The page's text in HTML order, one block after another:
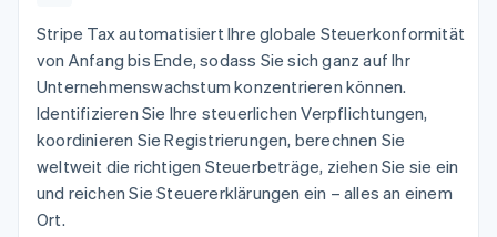
Financial
Connections
Verbundene
Finanzdaten
Mehr
Product roadmap
Ausblick
Bewirtung, Reisen und
Freizeit
Versicherungen
Medien und
Unterhaltung
Gemeinnützige
Organisationen
Fachdienstleistungen
Öffentlicher Sektor
Diensten mit Agenten
Ressourcen
App-Integrationen
Code-Beispiele
Entwickler-Blog
kontaktieren
Partner werden
Stripe Tax automatisiert Ihre globale Steuerkonformität
von Anfang bis Ende, sodass Sie sich ganz auf Ihr
Unternehmenswachstum konzentrieren können.
Identifizieren Sie Ihre steuerlichen Verpflichtungen,
koordinieren Sie Registrierungen, berechnen Sie
weltweit die richtigen Steuerbeträge, ziehen Sie sie ein
und reichen Sie Steuererklärungen ein – alles an einem
Ort.